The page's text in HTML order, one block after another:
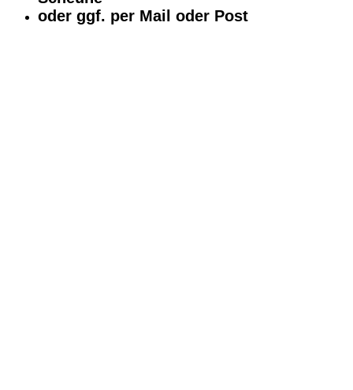
oder ggf. per Mail oder Post